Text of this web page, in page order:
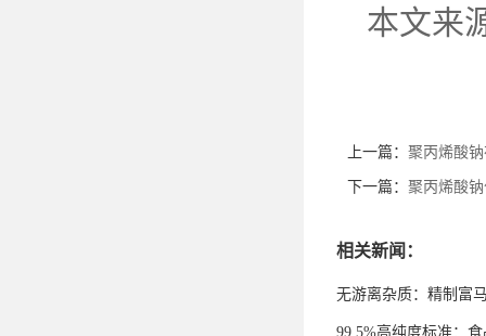
本文来
上一篇： 聚丙烯酸
下一篇： 聚丙烯酸
相关新闻：
无游离杂质：精制富
99.5%高纯度标准：